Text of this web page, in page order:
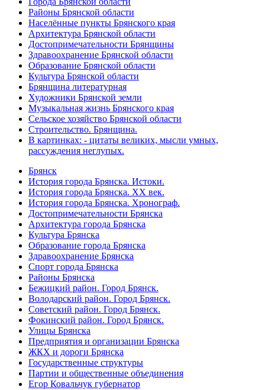
Районы Брянской области
Населённые пункты Брянского края
Архитектура Брянской области
Достопримечательности Брянщины
Здравоохранение Брянской области
Образование Брянской области
Культура Брянской области
Брянщина литературная
Художники Брянской земли
Музыкальная жизнь Брянского края
Сельское хозяйство Брянской области
Строительство. Брянщина.
В картинках: - цитаты великих, мысли умных,
рассуждения неглупых.
Брянск
История города Брянска. Истоки.
История города Брянска. XX век.
История города Брянска. Хронограф.
Достопримечательности Брянска
Архитектура города Брянска
Культура Брянска
Образование города Брянска
Здравоохранение Брянска
Спорт города Брянска
Районы Брянска
Бежицкий район. Город Брянск.
Володарский район. Город Брянск.
Советский район. Город Брянск.
Фокинский район. Город Брянск.
Улицы Брянска
Предприятия и организации Брянска
ЖКХ и дороги Брянска
Государственные структуры
Партии и общественные объединения
Егор Ковальчук губернатор